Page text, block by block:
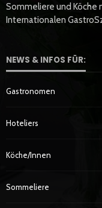
Sommeliere und
Internationalen
NEWS & INFOS FÜR:
Gastronomen
Hoteliers
Köche/innen
Sommeliere